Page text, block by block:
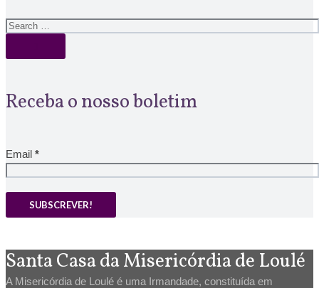
Receba o nosso boletim
Email *
Santa Casa da Misericórdia de Loulé
A Misericórdia de Loulé é uma Irmandade, constituída em